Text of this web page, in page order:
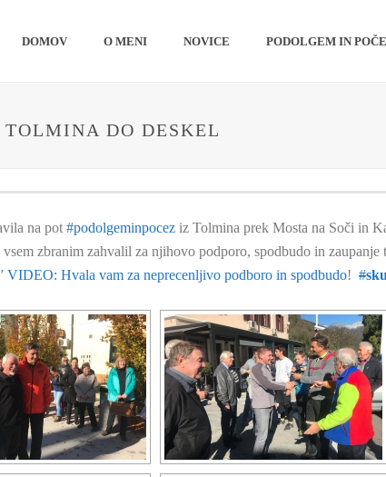
DOMOV O MENI NOVICE PODOLGEM IN
TOLMINA DO DESKEL
na pot #podolgeminpocez iz Tolmina prek Mosta na Soči in
zbranim zahvalil za njihovo podporo, spodbudo in
VIDEO: Hvala vam za neprecenljivo podboro in spodbudo! #